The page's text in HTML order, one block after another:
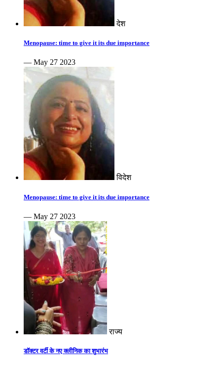
देश
Menopause: time to give it its due importance
— May 27 2023
विदेश
Menopause: time to give it its due importance
— May 27 2023
राज्य
डॉक्टर वर्टी के नए क्लीनिक का शुभारंभ